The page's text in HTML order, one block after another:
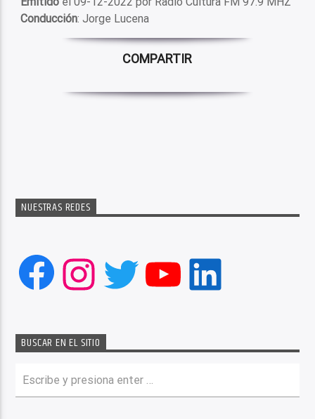
Conducción: Jorge Lucena
COMPARTIR
NUESTRAS REDES
Facebook
Instagram
Twitter
YouTube
LinkedIn
BUSCAR EN EL SITIO